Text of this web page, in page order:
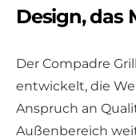
Design, das
Der Compadre
entwickelt, die
Anspruch an
Außenbereich